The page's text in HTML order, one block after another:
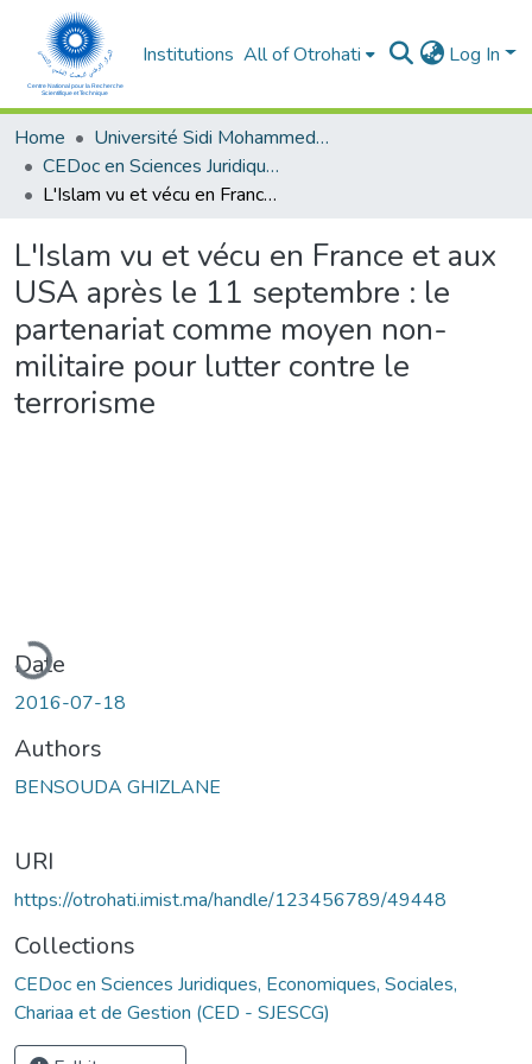
Institutions All of Otrohati Log In
Home
Université Sidi Mohammed Ben Abdellah - Fès
CEDoc en Sciences Juridiques, Economiques, Sociales, Chariaa et de Gestion (CED - SJESCG)
L'Islam vu et vécu en France et aux USA après le 11 septembre : le partenariat comme moyen non-militaire pour lutter contre le terrorisme
L'Islam vu et vécu en France et aux
USA après le 11 septembre : le
partenariat comme moyen non-
militaire pour lutter contre le
terrorisme
Date
2016-07-18
Authors
BENSOUDA GHIZLANE
URI
https://otrohati.imist.ma/handle/123456789/49448
Collections
CEDoc en Sciences Juridiques, Economiques, Sociales,
Chariaa et de Gestion (CED - SJESCG)